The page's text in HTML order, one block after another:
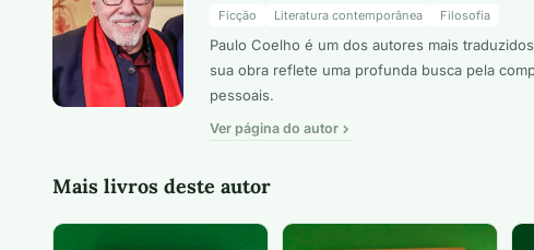
Ficção Literatura contemporânea Filosofia
Paulo Coelho é um dos autores mais
sua obra reflete uma profunda busca pela
pessoais.
Ver página do autor
Mais livros deste autor